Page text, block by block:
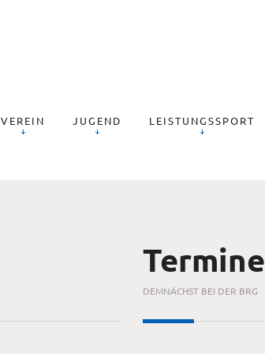
VEREIN JUGEND LEISTUNGSSPORT
Termine
DEMNÄCHST BEI DER BRG